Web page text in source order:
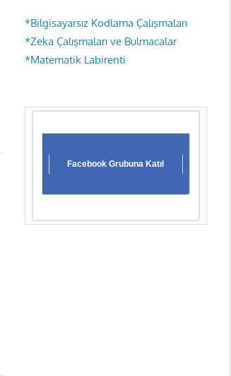
*Bilgisayarsız Kodlama Çalışmaları
*Zeka Çalışmaları ve Bulmacalar
*Matematik Labirenti
Facebook Grubuna Katıl